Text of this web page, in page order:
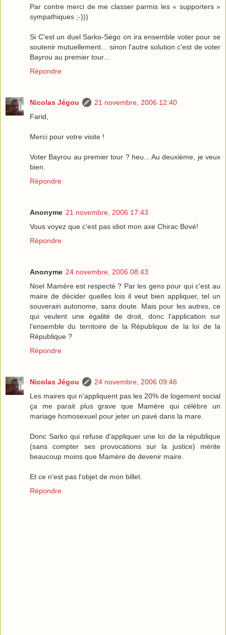
Par contre merci de me classer parmis les « supporters »
sympathiques ;-)))
Si C'est un duel Sarko-Ségo on ira ensemble voter pour se
soutenir mutuellement... sinon l'autre solution c'est de voter
Bayrou au premier tour...
Répondre
Nicolas Jégou
21 novembre, 2006 12:40
Farid,
Merci pour votre visite !
Voter Bayrou au premier tour ? heu... Au deuxième, je veux
bien.
Répondre
Anonyme 21 novembre, 2006 17:43
Vous voyez que c'est pas idiot mon axe Chirac Bové!
Répondre
Anonyme 24 novembre, 2006 08:43
Noel Mamère est respecté ? Par les gens pour qui c'est au
maire de décider quelles lois il veut bien appliquer, tel un
souverain autonome, sans doute. Mais pour les autres, ce
qui veulent une égalité de droit, donc l'application sur
l'ensemble du territoire de la République de la loi de la
République ?
Répondre
Nicolas Jégou
24 novembre, 2006 09:46
Les maires qui n'appliquent pas les 20% de logement social
ça me parait plus grave que Mamère qui célèbre un
mariage homosexuel pour jeter un pavé dans la mare.
Donc Sarko qui refuse d'appliquer une loi de la république
(sans compter ses provocations sur la justice) mérite
beaucoup moins que Mamère de devenir maire.
Et ce n'est pas l'objet de mon billet.
Répondre